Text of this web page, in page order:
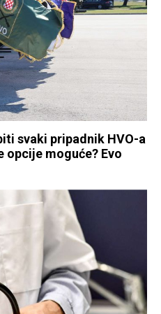
svaki pripadnik HVO-a
opcije moguće? Evo